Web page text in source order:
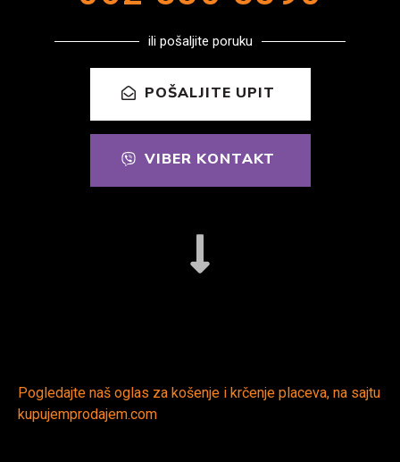
ili pošaljite poruku
POŠALJITE UPIT
VIBER KONTAKT
Pogledajte naš oglas za košenje i krčenje placeva, na sajtu
kupujemprodajem.com